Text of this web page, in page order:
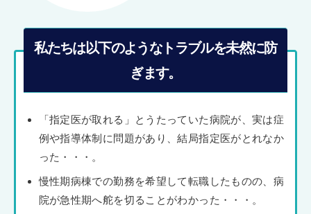
私たちは以下のようなトラブルを未然に防
ぎます。
「指定医が取れる」とうたっていた病院が、実は症
例や指導体制に問題があり、結局指定医がとれなか
った・・・。
慢性期病棟での勤務を希望して転職したものの、病
院が急性期へ舵を切ることがわかった・・・。